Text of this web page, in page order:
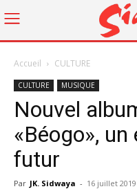
Accueil CULTURE
CULTURE MUSIQUE
Nouvel
«Béogo»,
futur
Par JK. Sidwaya - 16 juillet 2019